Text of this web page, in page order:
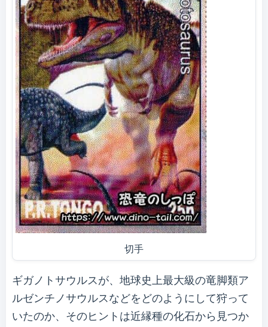
切手
ギガノトサウルスが、地球史上最大級の竜脚類ア
ルゼンチノサウルスなどをどのようにして狩って
いたのか、そのヒントは近縁種の化石から見つか